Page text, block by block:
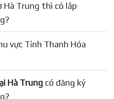
Hà Trung thì có lắp
vực Tỉnh Thanh Hóa
Hà Trung có đăng ký